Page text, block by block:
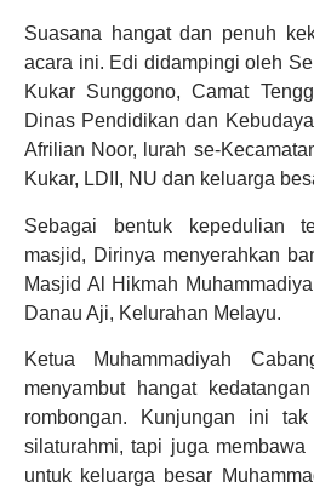
Suasana hangat dan penuh
acara ini. Edi didampingi oleh
Kukar Sunggono, Camat
Dinas Pendidikan dan
Afrilian Noor, lurah se-
Kukar, LDII, NU dan keluarga
Sebagai bentuk kepedulian
masjid, Dirinya menyerahkan
Masjid Al Hikmah
Danau Aji, Kelurahan Melayu.
Ketua Muhammadiyah
menyambut hangat
rombongan. Kunjungan ini
silaturahmi, tapi juga membawa
untuk keluarga besar